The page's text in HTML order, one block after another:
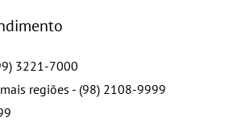
3221-7000
regiões - (98) 2108-9999